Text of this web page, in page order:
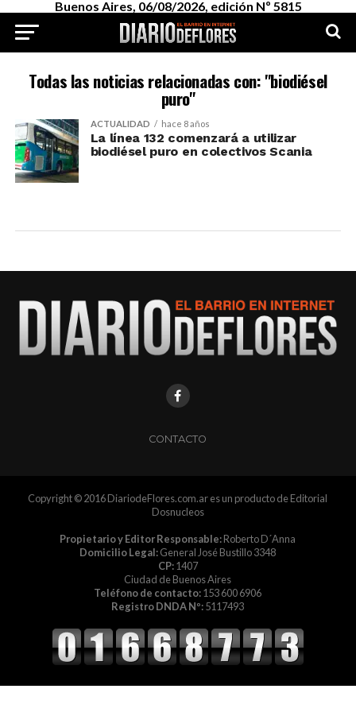
Buenos Aires, 06/08/2026, edición Nº 5815
Todas las noticias relacionadas con: "biodiésel
puro"
ACTUALIDAD hace 8 años
La línea 132 comenzará a utilizar
biodiésel puro en colectivos Scania
CONTACTO
Copyright © 2016 DiariodeFlores.com.ar es un producto de Editorial
Dosnucleos
Propietario y Editor Responsable:Roberto D´Anna
Domicilio Legal:General José Bustillo 3348
CP:1407
Ciudad de Buenos Aires
Teléfono de contacto:153 600 6906
Registro DNDA Nº:5117493